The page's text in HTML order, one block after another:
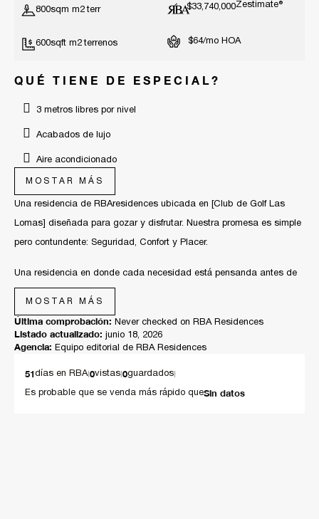
sqm m2
800 $33,740,000Zestimate®
sqft m2
600 $64/mo HOA
QUÉ TIENE DE ESPECIAL?
3 metros libres por nivel
Acabados de lujo
Aire acondicionado
Casa inteligente
Materiales premium
MOSTAR MÁS
Una residencia de RBAresidences ubicada en [Club de Golf Las
Lomas] diseñada para gozar y disfrutar. Nuestra promesa es simple
pero contundente: Seguridad, Confort y Placer.
Una residencia en donde cada necesidad está pensanda antes de
Un ingreso inolvidable. Un hermoso ingreso de presencia imponente
y nulo mantenimiento te da la bienvenida. Eliminamos columnas y
iluminación natural que baña todos los espacios. Fluir de la sala al
comedor se da de manera orgánica bajo techos de 3.20 metros,
MOSTAR MÁS
Última comprobación: Never checked on RBA Residences
Listado actualizado: junio 18, 2026
Agencia: Equipo editorial de RBA Residences
51días en RBA|0vistas|0guardados|
Es probable que se venda más rápido queSin datos